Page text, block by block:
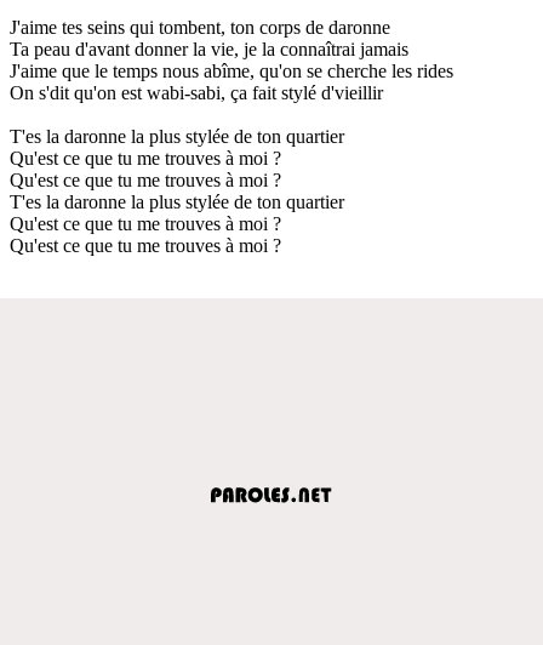
J'aime tes seins qui tombent, ton corps de daronne
Ta peau d'avant donner la vie, je la connaîtrai jamais
J'aime que le temps nous abîme, qu'on se cherche les rides
On s'dit qu'on est wabi-sabi, ça fait stylé d'vieillir
T'es la daronne la plus stylée de ton quartier
Qu'est ce que tu me trouves à moi ?
Qu'est ce que tu me trouves à moi ?
T'es la daronne la plus stylée de ton quartier
Qu'est ce que tu me trouves à moi ?
Qu'est ce que tu me trouves à moi ?